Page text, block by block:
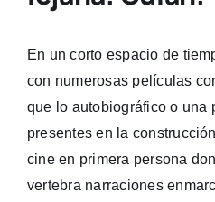
En un corto espacio de
con numerosas películas
que lo autobiográfico o una
presentes en la
cine en primera persona
vertebra narraciones